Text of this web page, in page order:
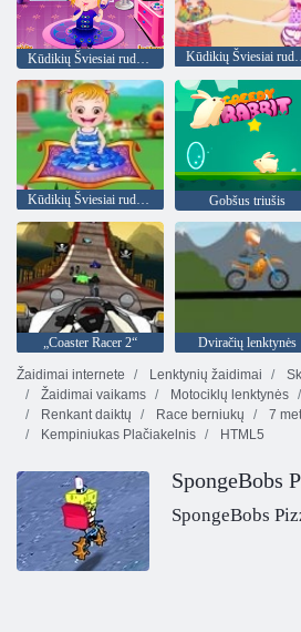
Kūdikių
Kūdikių Šviesiai ruda: Fairyland Gobšus triušis
„Coaster Racer 2“ Dviračių lenktynės
Žaidimai internete
Lenktynių žaidimai
Žaidimai vaikams
Motociklų lenktynės
Renkant daiktų
Race berniukų
7
Kempiniukas Plačiakelnis
HTML5
SpongeBobs
SpongeBobs